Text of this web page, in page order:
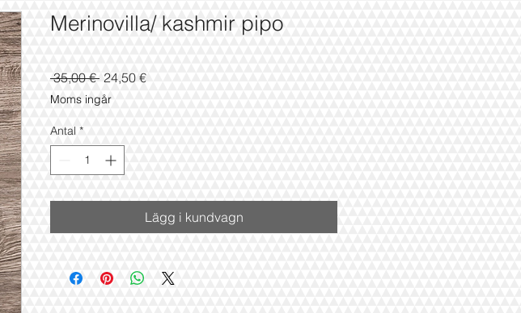
Merinovilla/ kashmir pipo
35,00 € Ordinarie
pris
24,50 €Reapris
Moms ingår
Antal *
Lägg i kundvagn